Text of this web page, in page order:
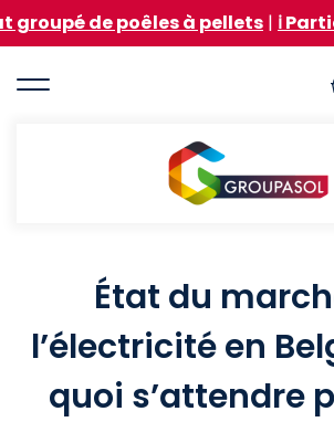
Aller
au
principal
à pellets|ℹ️ Participer à
Groupasol
État du
l’électricité en
quoi s’attendre